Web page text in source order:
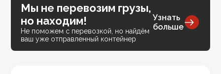
Мы не перевозим грузы,
но находим!
Не поможем с перевозкой, но найдём
ваш уже отправленный контейнер
Узнать
больше